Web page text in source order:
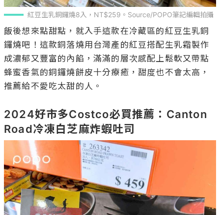
紅豆生乳銅鑼燒8入，NT$259。Source/POPO筆記編輯拍攝
飯後想來點甜點，就入手這款在冷藏區的紅豆生乳銅
鑼燒吧！這款銅落燒用台灣產的紅豆搭配生乳霜製作
成濃郁又豐富的內餡，滿滿的層次感配上鬆軟又帶點
蜂蜜香氣的銅鑼燒餅皮十分療癒，甜度也不會太高，
推薦給不愛吃太甜的人。
2024好市多Costco必買推薦：Canton
Road冷凍白芝麻炸蝦吐司